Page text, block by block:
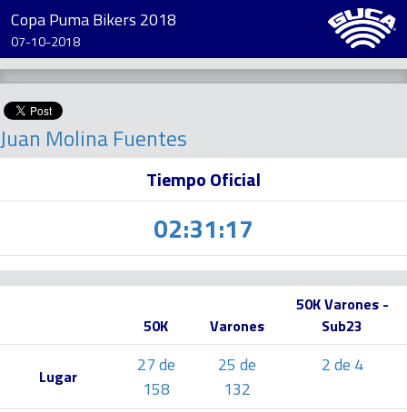
Copa Puma Bikers 2018
07-10-2018
Juan Molina Fuentes
Tiempo Oficial
02:31:17
50K Varones
50K Varones -
Sub23
Lugar
27 de
158
25 de
132
2 de 4